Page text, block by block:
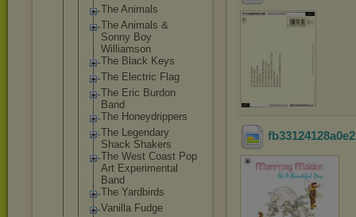
The Animals
The Animals &
Sonny Boy
Williamson
The Black Keys
The Electric Flag
The Eric Burdon
Band
The Honeydrippers
The Legendary
Shack Shakers
The West Coast Pop
Art Experimenta
Band
The Yardbirds
Vanilla Fudge